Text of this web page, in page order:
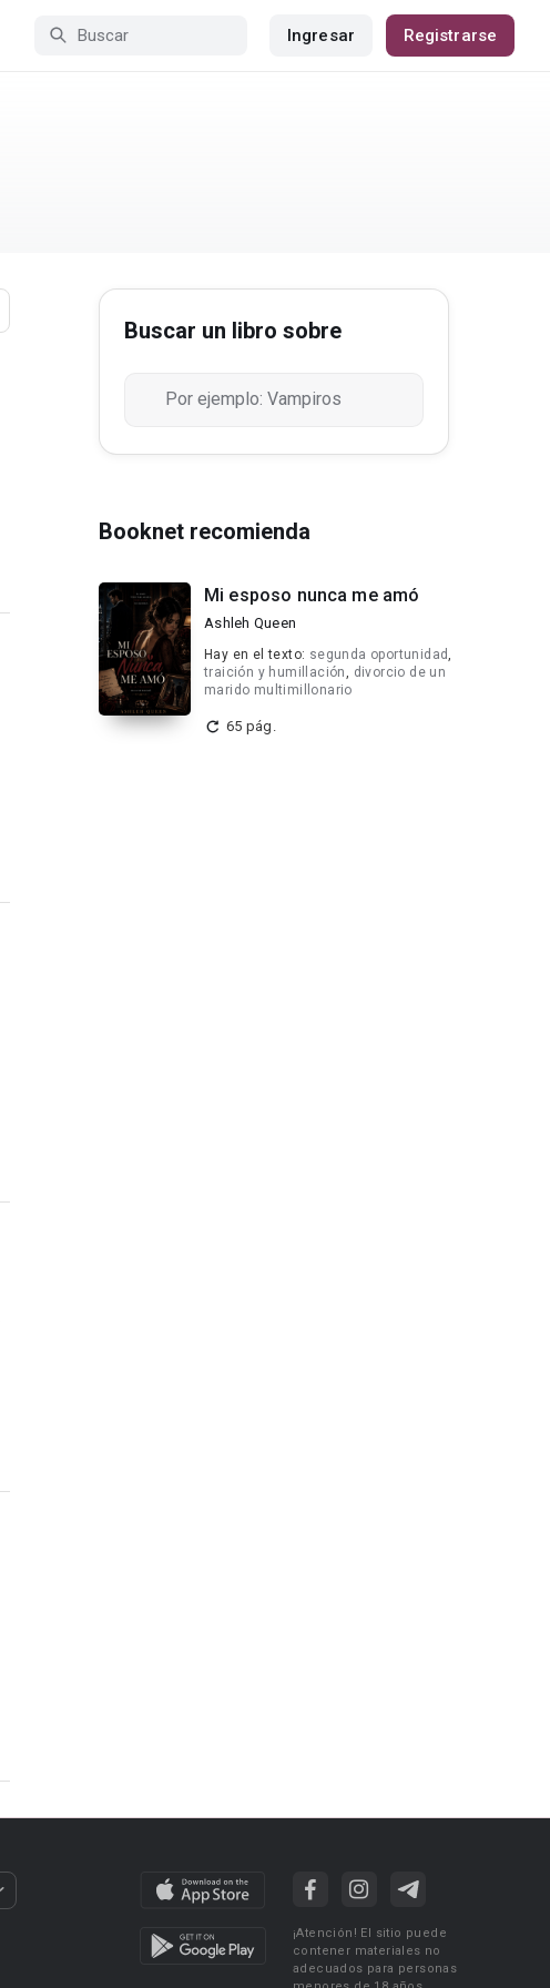
Ingresar Registrarse
Buscar un libro sobre
Booknet recomienda
Mi esposo nunca me amó
Ashleh Queen
Hay en el texto: segunda oportunidad,
traición y humillación, divorcio de un
marido multimillonario
65 pág.
¡Atención! El sitio puede
contener materiales no
adecuados para personas